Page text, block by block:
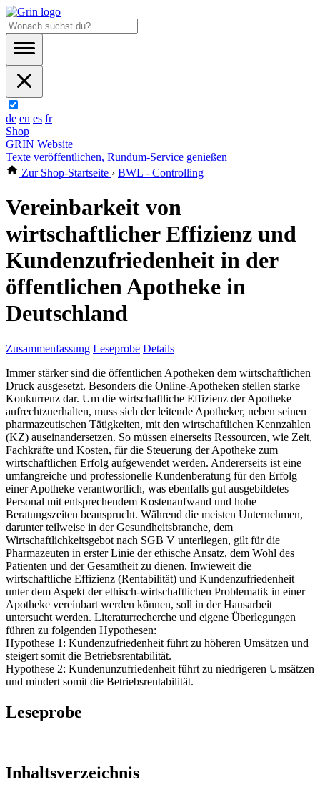
de en es fr
Shop
GRIN Website
Texte veröffentlichen, Rundum-Service genießen
Zur Shop-Startseite › BWL - Controlling
Vereinbarkeit von
wirtschaftlicher Effizienz und
Kundenzufriedenheit in der
öffentlichen Apotheke in
Deutschland
Zusammenfassung Leseprobe Details
Immer stärker sind die öffentlichen Apotheken dem wirtschaftlichen
Druck ausgesetzt. Besonders die Online-Apotheken stellen starke
Konkurrenz dar. Um die wirtschaftliche Effizienz der Apotheke
aufrechtzuerhalten, muss sich der leitende Apotheker, neben seinen
pharmazeutischen Tätigkeiten, mit den wirtschaftlichen Kennzahlen
(KZ) auseinandersetzen. So müssen einerseits Ressourcen, wie Zeit,
Fachkräfte und Kosten, für die Steuerung der Apotheke zum
wirtschaftlichen Erfolg aufgewendet werden. Andererseits ist eine
umfangreiche und professionelle Kundenberatung für den Erfolg
einer Apotheke verantwortlich, was ebenfalls gut ausgebildetes
Personal mit entsprechendem Kostenaufwand und hohe
Beratungszeiten beansprucht. Während die meisten Unternehmen,
darunter teilweise in der Gesundheitsbranche, dem
Wirtschaftlichkeitsgebot nach SGB V unterliegen, gilt für die
Pharmazeuten in erster Linie der ethische Ansatz, dem Wohl des
Patienten und der Gesamtheit zu dienen. Inwieweit die
wirtschaftliche Effizienz (Rentabilität) und Kundenzufriedenheit
unter dem Aspekt der ethisch-wirtschaftlichen Problematik in einer
Apotheke vereinbart werden können, soll in der Hausarbeit
untersucht werden. Literaturrecherche und eigene Überlegungen
führen zu folgenden Hypothesen:
Hypothese 1: Kundenzufriedenheit führt zu höheren Umsätzen und
steigert somit die Betriebsrentabilität.
Hypothese 2: Kundenunzufriedenheit führt zu niedrigeren Umsätzen
und mindert somit die Betriebsrentabilität.
Leseprobe
Inhaltsverzeichnis